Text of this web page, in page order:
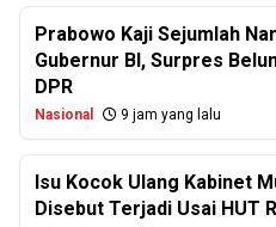
Prabowo Kaji Sejumlah
Gubernur BI, Surpres
DPR
Nasional 9 jam yang lalu
Isu Kocok Ulang Kabinet
Disebut Terjadi Usai HUT